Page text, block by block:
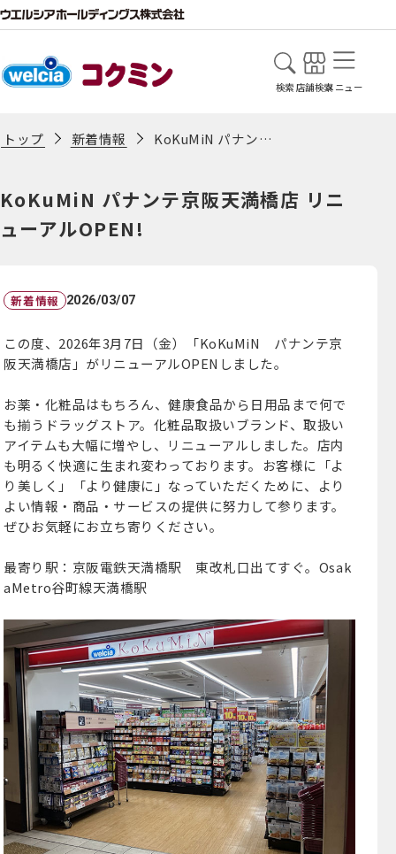
検索 店舗検索メニュー
トップ 新着情報 KoKuMiN パナンテ京阪天満橋店 リニューアルOPEN!
KoKuMiN パナンテ京阪天満橋店 リニ
ューアルOPEN!
新着情報 2026/03/07
この度、2026年3月7日（金）「KoKuMiN パナンテ京
阪天満橋店」がリニューアルOPENしました。
お薬・化粧品はもちろん、健康食品から日用品まで何で
も揃うドラッグストア。化粧品取扱いブランド、取扱い
アイテムも大幅に増やし、リニューアルしました。店内
も明るく快適に生まれ変わっております。お客様に「よ
り美しく」「より健康に」なっていただくために、より
よい情報・商品・サービスの提供に努力して参ります。
ぜひお気軽にお立ち寄りください。
最寄り駅：京阪電鉄天満橋駅 東改札口出てすぐ。Osak
aMetro谷町線天満橋駅